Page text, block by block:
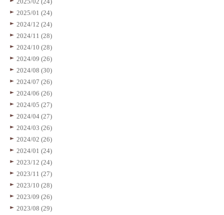
2025/01 (24)
2024/12 (24)
2024/11 (28)
2024/10 (28)
2024/09 (26)
2024/08 (30)
2024/07 (26)
2024/06 (26)
2024/05 (27)
2024/04 (27)
2024/03 (26)
2024/02 (26)
2024/01 (24)
2023/12 (24)
2023/11 (27)
2023/10 (28)
2023/09 (26)
2023/08 (29)